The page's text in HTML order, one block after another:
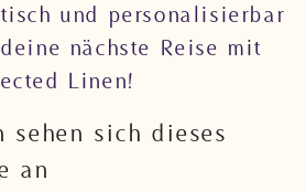
und personalisierbar
nächste Reise mit
Linen!
sehen sich dieses
an